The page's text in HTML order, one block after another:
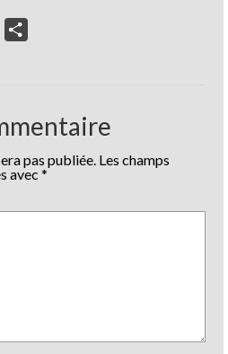
LinkedIn
pas publiée. Les champs
avec *